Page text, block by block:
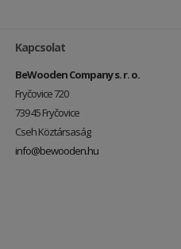
Kapcsolat
BeWooden Company s. r. o.
Fryčovice 720
739 45 Fryčovice
Cseh Köztársaság
info@bewooden.hu